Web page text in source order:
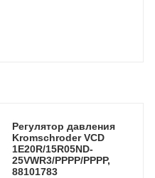
Регулятор давления
Kromschroder VCD
1E20R/15R05ND-
25VWR3/PPPP/PPPP,
88101783